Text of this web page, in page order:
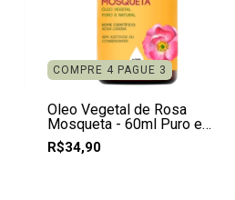
COMPRE 4 PAGUE 3
Óleo Vegetal de Rosa
Mosqueta - 60ml Puro e
Natural
R$34,90